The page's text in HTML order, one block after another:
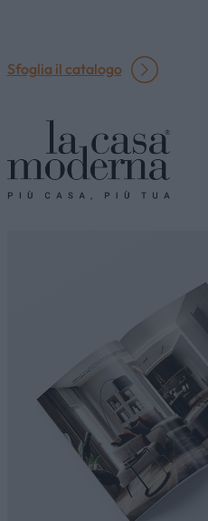
Selezioniamo
Cataloghi
Sfoglia il catalogo